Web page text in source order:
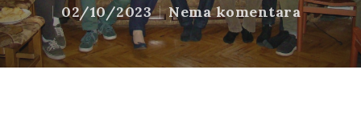
02/10/2023
Nema komentara